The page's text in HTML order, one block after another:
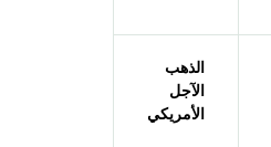
الذهب
الآجل
الأمريكي